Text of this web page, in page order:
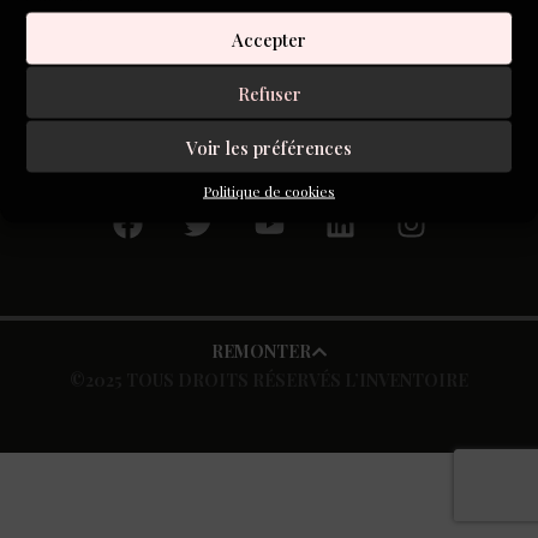
Accepter
Refuser
Voir les préférences
Politique de cookies
fallu quelques années pour découvrir qui j’étais. C’est-à-
dire un écrivain.
S'inscrire à la newsletter
REMONTER